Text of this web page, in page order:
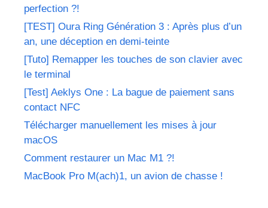
perfection ?!
[TEST] Oura Ring Génération 3 : Après plus d’un
an, une déception en demi-teinte
[Tuto] Remapper les touches de son clavier avec
le terminal
[Test] Aeklys One : La bague de paiement sans
contact NFC
Télécharger manuellement les mises à jour
macOS
Comment restaurer un Mac M1 ?!
MacBook Pro M(ach)1, un avion de chasse !